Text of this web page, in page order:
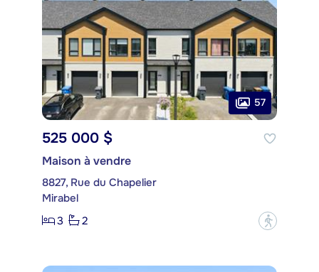
57
525 000 $
Maison à vendre
8827, Rue du Chapelier
Mirabel
3
2 ?